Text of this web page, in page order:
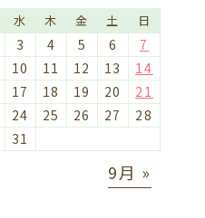
水 木 金 土 日
3 4 5 6
7
10 11 12 13
14
17 18 19 20
21
24 25 26 27
28
31
9月 »